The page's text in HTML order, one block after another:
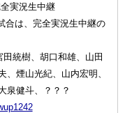
実況生中継
合は、完全実況生中継の
統樹、胡口和雄、山田
、煙山光紀、山内宏明、
泉健斗、？？？